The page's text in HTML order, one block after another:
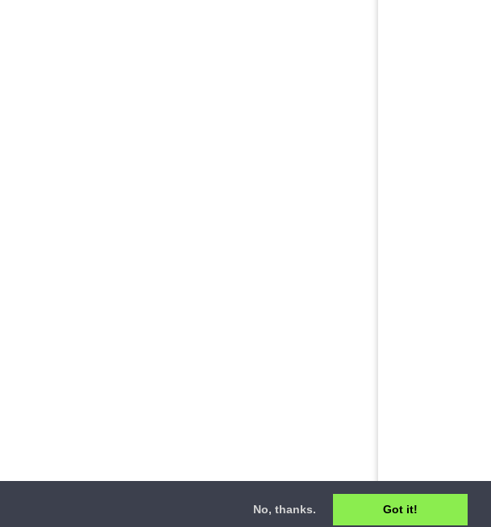
No, thanks. Got it!